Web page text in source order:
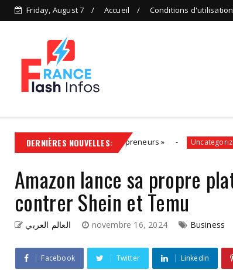
Friday, August 7 Accueil Conditions d'utilisation
DERNIÈRES NOUVELLES:
côtés des entrepreneurs » Uncategorized
Amazon lance sa propre
contrer Shein et Temu
العالم العربي novembre 16, 2024 Business
Facebook Twitter Linkedin